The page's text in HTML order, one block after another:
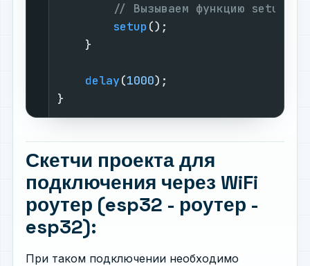
// Вызываем функцию setup(),
setup ();
    }
delay(1000);
}
Скетчи проекта для
подключения через WiFi
роутер (esp32 - роутер -
esp32):
При таком подключении необходимо